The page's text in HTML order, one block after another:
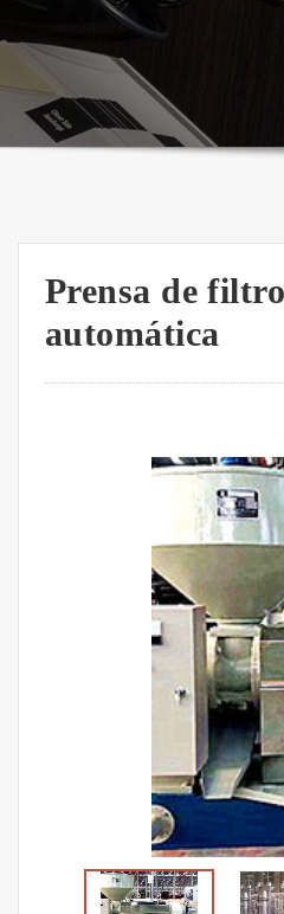
Prensa de
automática